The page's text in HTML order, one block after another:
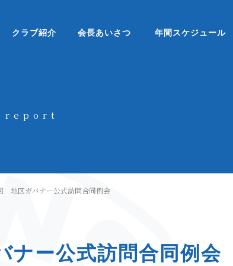
クラブ紹介 会長あいさつ 年間スケジュール
地区ガバナー公式訪問合同例会
ー公式訪問合同例会